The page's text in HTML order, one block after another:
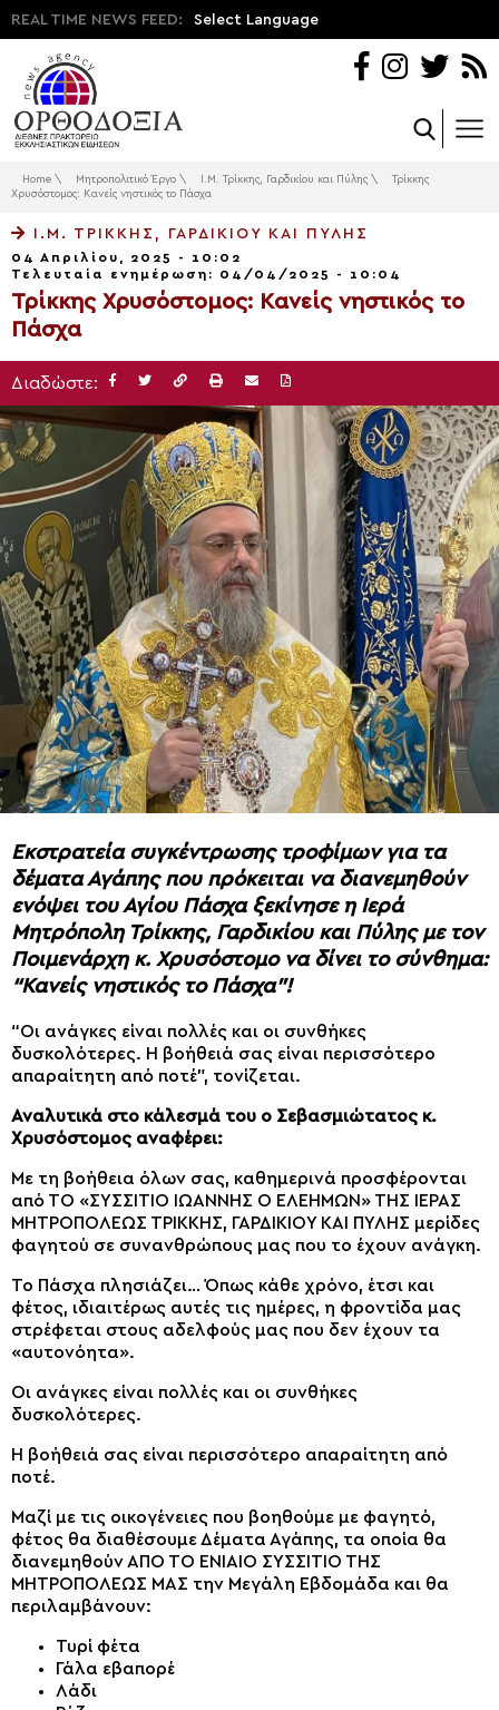
REAL TIME NEWS FEED: Select Language
Home \ Μητροπολιτικό Έργο \ Ι.Μ. Τρίκκης, Γαρδικίου και Πύλης \
Τρίκκης
Χρυσόστομος: Kανείς νηστικός το Πάσχα
Ι.Μ. ΤΡΊΚΚΗΣ, ΓΑΡΔΙΚΊΟΥ ΚΑΙ ΠΎΛΗΣ
04 Απριλίου, 2025 - 10:02
Τελευταία ενημέρωση: 04/04/2025 - 10:04
Τρίκκης Χρυσόστομος: Kανείς νηστικός το
Πάσχα
Διαδώστε:
Εκστρατεία συγκέντρωσης τροφίμων για τα
δέματα Αγάπης που πρόκειται να διανεμηθούν
ενόψει του Αγίου Πάσχα ξεκίνησε η Ιερά
Μητρόπολη Τρίκκης, Γαρδικίου και Πύλης με τον
Ποιμενάρχη κ. Χρυσόστομο να δίνει το σύνθημα:
“Κανείς νηστικός το Πάσχα”!
“Οι ανάγκες είναι πολλές και οι συνθήκες
δυσκολότερες. H βοήθειά σας είναι περισσότερο
απαραίτητη από ποτέ”, τονίζεται.
Αναλυτικά στο κάλεσμά του ο Σεβασμιώτατος κ.
Χρυσόστομος αναφέρει:
Με τη βοήθεια όλων σας, καθημερινά προσφέρονται
από ΤΟ «ΣΥΣΣΙΤΙΟ ΙΩΑΝΝΗΣ Ο ΕΛΕΗΜΩΝ» ΤΗΣ ΙΕΡΑΣ
ΜΗΤΡΟΠΟΛΕΩΣ ΤΡΙΚΚΗΣ, ΓΑΡΔΙΚΙΟΥ ΚΑΙ ΠΥΛΗΣ μερίδες
φαγητού σε συνανθρώπους μας που το έχουν ανάγκη.
Το Πάσχα πλησιάζει… Όπως κάθε χρόνο, έτσι και
φέτος, ιδιαιτέρως αυτές τις ημέρες, η φροντίδα μας
στρέφεται στους αδελφούς μας που δεν έχουν τα
«αυτονόητα».
Οι ανάγκες είναι πολλές και οι συνθήκες
δυσκολότερες.
H βοήθειά σας είναι περισσότερο απαραίτητη από
ποτέ.
Μαζί με τις οικογένειες που βοηθούμε με φαγητό,
φέτος θα διαθέσουμε Δέματα Αγάπης, τα οποία θα
διανεμηθούν ΑΠΟ ΤΟ ΕΝΙΑΙΟ ΣΥΣΣΙΤΙΟ ΤΗΣ
ΜΗΤΡΟΠΟΛΕΩΣ ΜΑΣ την Μεγάλη Εβδομάδα και θα
περιλαμβάνουν:
Τυρί φέτα
Γάλα εβαπορέ
Λάδι